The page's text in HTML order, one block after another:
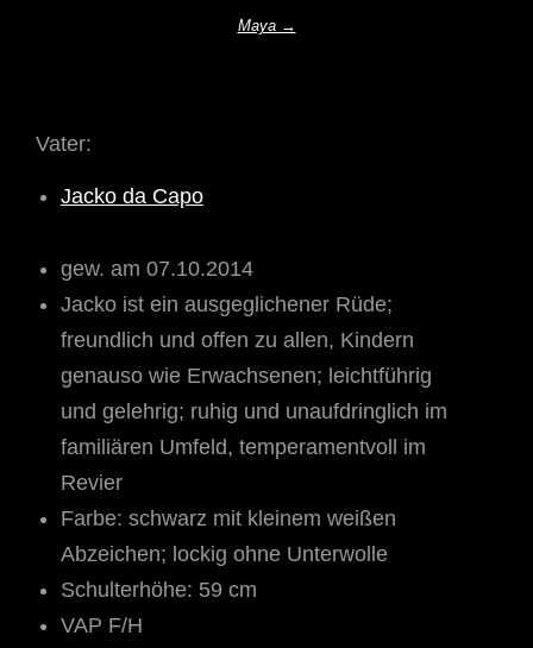
Maya →
Vater:
Jacko da Capo
gew. am 07.10.2014
Jacko ist ein ausgeglichener Rüde;
freundlich und offen zu allen, Kindern
genauso wie Erwachsenen; leichtführig
und gelehrig; ruhig und unaufdringlich im
familiären Umfeld, temperamentvoll im
Revier
Farbe: schwarz mit kleinem weißen
Abzeichen; lockig ohne Unterwolle
Schulterhöhe: 59 cm
VAP F/H